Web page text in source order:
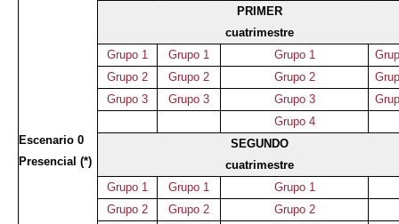
Escenario 0
Presencial (*)
PRIMER
cuatrimestre
Grupo 1
Grupo 1 Grupo 1
Grupo 2
Grupo 2 Grupo 2
Grupo 3
Grupo 3 Grupo 3
Grupo 4
SEGUNDO
cuatrimestre
Grupo 1
Grupo 1
Grupo 1
Grupo 2
Grupo 2
Grupo 2